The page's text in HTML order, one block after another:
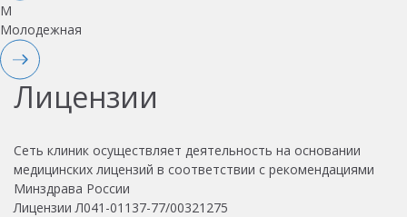
M
Молодежная
Лицензии
Сеть клиник осуществляет деятельность на основании
медицинских лицензий в соответствии с рекомендациями
Минздрава России
Лицензии Л041-01137-77/00321275